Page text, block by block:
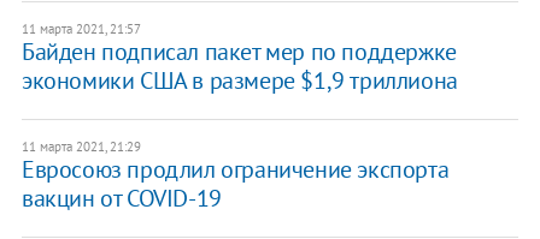
11 марта 2021, 21:57
Байден подписал пакет мер по поддержке
экономики США в размере $1,9 триллиона
11 марта 2021, 21:29
Евросоюз продлил ограничение экспорта
вакцин от COVID-19